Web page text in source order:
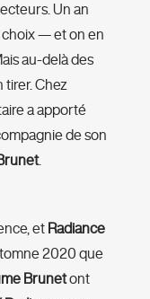
Un an
choix — et on en
au-delà des
tirer. Chez
a apporté
de son
.
et Radiance
2020 que
Brunetont